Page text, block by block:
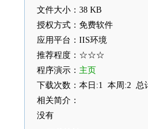
文件大小：38 KB
授权方式：免费软件
应用平台：IIS环境
推荐程度：☆☆☆
程序演示： 主页
下载次数：本日:1 本周:2 总
相关简介：
没有